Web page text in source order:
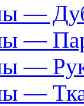
—
—
—
—